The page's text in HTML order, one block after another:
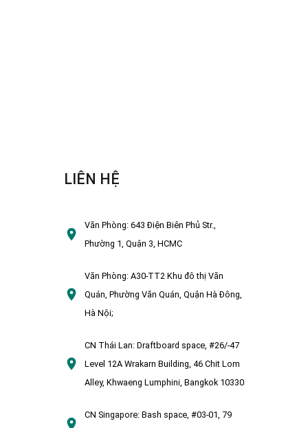
LIÊN HỆ
Văn Phòng:643 Điện Biên Phủ Str.,
Phường 1, Quận 3, HCMC
Văn Phòng:A30-TT2 Khu đô thị Văn
Quán, Phường Văn Quán, Quận Hà Đông,
Hà Nội;
CN Thái Lan: Draftboard space, #26/-47
Level 12A Wrakarn Building, 46 Chit Lom
Alley, Khwaeng Lumphini, Bangkok 10330
CN Singapore: Bash space, #03-01, 79